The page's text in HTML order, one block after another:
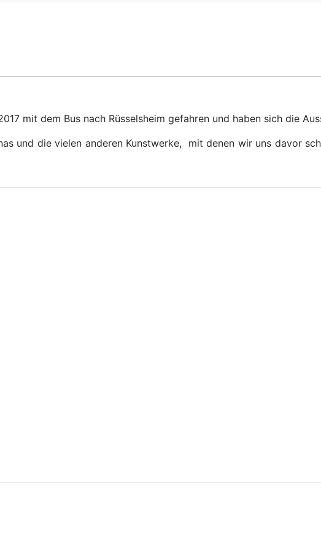
mit dem Bus nach Rüsselsheim gefahren und haben sich die
und die vielen anderen Kunstwerke, mit denen wir uns davor